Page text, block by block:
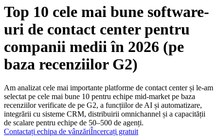
Top 10 cele mai bune software-
uri de contact center pentru
companii medii în 2026 (pe
baza recenziilor G2)
Am analizat cele mai importante platforme de contact center și le-am
selectat pe cele mai bune 10 pentru echipe mid-market pe baza
recenziilor verificate de pe G2, a funcțiilor de AI și automatizare,
integrării cu sisteme CRM, distribuirii omnichannel și a capacității
de scalare pentru echipe de 50–500 de agenți.
Contactați echipa de vânzăriÎncercați gratuit